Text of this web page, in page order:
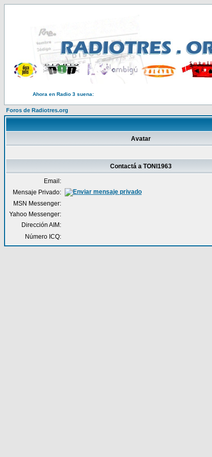
Ahora en Radio 3 suena:
Foros de Radiotres.org
Avatar
Contactá a TONI1963
Email:
Mensaje Privado:
MSN Messenger:
Yahoo Messenger:
Dirección AIM:
Número ICQ: